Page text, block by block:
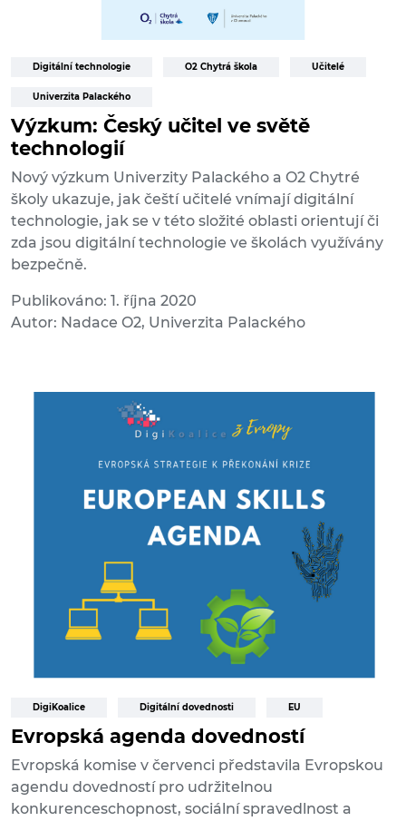
Digitální technologie O2 Chytrá škola Učitelé
Univerzita Palackého
Výzkum: Český učitel ve světě
technologií
Nový výzkum Univerzity Palackého a O2 Chytré
školy ukazuje, jak čeští učitelé vnímají digitální
technologie, jak se v této složité oblasti orientují či
zda jsou digitální technologie ve školách využívány
bezpečně.
Publikováno: 1. října 2020
Autor: Nadace O2, Univerzita Palackého
DigiKoalice Digitální dovednosti EU
Evropská agenda dovedností
Evropská komise v červenci představila Evropskou
agendu dovedností pro udržitelnou
konkurenceschopnost, sociální spravedlnost a